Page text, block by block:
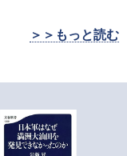
＞＞もっと読む